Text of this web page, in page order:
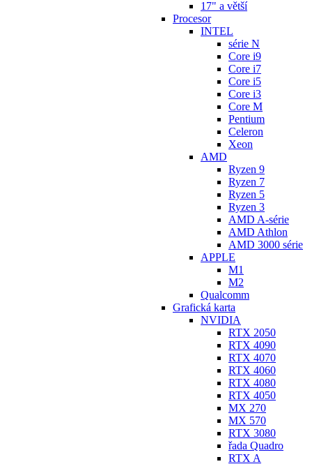
17" a větší
Procesor
INTEL
série N
Core i9
Core i7
Core i5
Core i3
Core M
Pentium
Celeron
Xeon
AMD
Ryzen 9
Ryzen 7
Ryzen 5
Ryzen 3
AMD A-série
AMD Athlon
AMD 3000 série
APPLE
M1
M2
Qualcomm
Grafická karta
NVIDIA
RTX 2050
RTX 4090
RTX 4070
RTX 4060
RTX 4080
RTX 4050
MX 270
MX 570
RTX 3080
řada Quadro
RTX A